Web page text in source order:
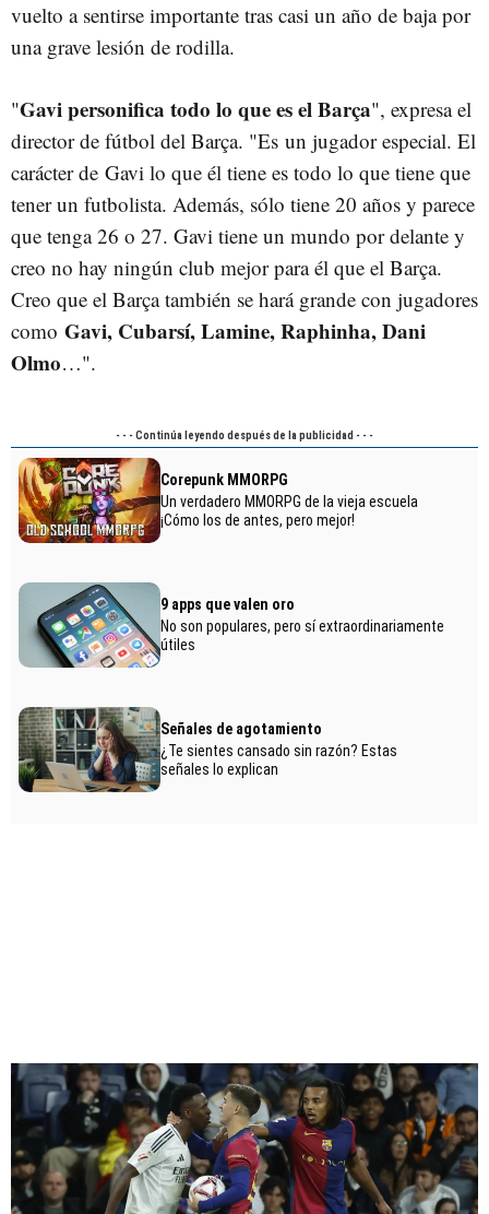
vuelto a sentirse importante tras casi un año de baja por
una grave lesión de rodilla.
"Gavipersonifica todo lo que es el Barça", expresa el
director de fútbol del Barça. "Es un jugador especial. El
carácter de Gavi lo que él tiene es todo lo que tiene que
tener un futbolista. Además, sólo tiene 20 años y parece
que tenga 26 o 27. Gavi tiene un mundo por delante y
creo no hay ningún club mejor para él que el Barça.
Creo que el Barça también se hará grande con jugadores
como Gavi, Cubarsí, Lamine, Raphinha, Dani
Olmo…".